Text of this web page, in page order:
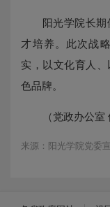
阳光学院长
才培养。此次战
实，以文化育人
色品牌。
（党政办公室
来源：阳光学院党委